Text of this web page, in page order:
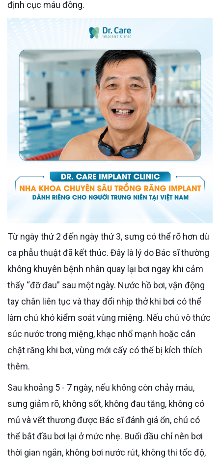
định cục máu đông.
Từ ngày thứ 2 đến ngày thứ 3, sưng có thể rõ hơn dù
ca phẫu thuật đã kết thúc. Đây là lý do Bác sĩ thường
không khuyên bệnh nhân quay lại bơi ngay khi cảm
thấy “đỡ đau” sau một ngày. Nước hồ bơi, vận động
tay chân liên tục và thay đổi nhịp thở khi bơi có thể
làm chú khó kiểm soát vùng miệng. Nếu chú vô thức
súc nước trong miệng, khạc nhổ mạnh hoặc cắn
chặt răng khi bơi, vùng mới cấy có thể bị kích thích
thêm.
Sau khoảng 5 - 7 ngày, nếu không còn chảy máu,
sưng giảm rõ, không sốt, không đau tăng, không có
mủ và vết thương được Bác sĩ đánh giá ổn, chú có
thể bắt đầu bơi lại ở mức nhẹ. Buổi đầu chỉ nên bơi
thời gian ngắn, không bơi nước rút, không thi tốc độ,